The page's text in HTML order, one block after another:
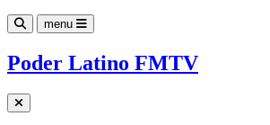
menu
Poder Latino FMTV